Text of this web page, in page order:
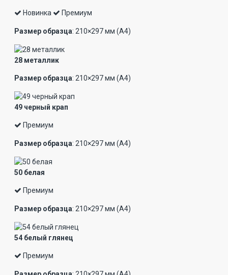
Новинка Премиум
Размер образца: 210×297 мм (А4)
28 металлик
Размер образца: 210×297 мм (А4)
49 черный крап
Премиум
Размер образца: 210×297 мм (А4)
50 белая
Премиум
Размер образца: 210×297 мм (А4)
54 белый глянец
Премиум